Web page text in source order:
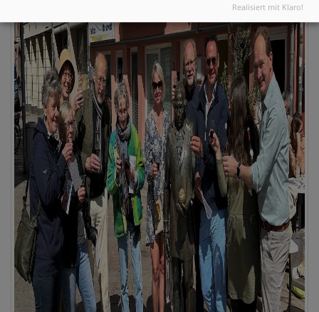
Realisiert mit Klaro!